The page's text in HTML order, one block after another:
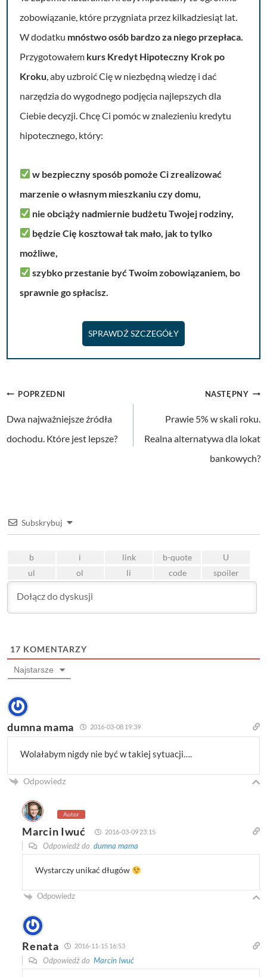
zobowiązanie, które przygniata przez kilkadziesiąt lat.
W dodatku mnóstwo osób bardzo za niego przepłaca.
Przygotowałem kurs Kredyt Hipoteczny Krok po
Kroku, aby uzbroić Cię w niezbędną wiedzę i dać
narzędzia do wygodnego podjęcia najlepszych dla
Ciebie decyzji. Chcę Ci pomóc w znalezieniu kredytu
hipotecznego, który:
w bezpieczny sposób pomoże Ci zrealizować
marzenie o własnym mieszkaniu czy domu,
nie obciąży nadmiernie budżetu Twojej rodziny,
będzie Cię kosztował tak mało, jak to tylko
możliwe,
szybko przestanie być Twoim zobowiązaniem, bo
sprawnie go spłacisz.
SPRAWDŹ SZCZEGÓŁY
Nawigacja
wpisu
POPRZEDNI
Dwa najważniejsze źródła
dochodu. Które jest lepsze?
NASTĘPNY
Prawie 5% w skali roku.
Realna alternatywa dla lokat
bankowych?
Subskrybuj
17 KOMENTARZY
Najstarsze
dumna mama 2016-03-08 19:39
Wolałabym nigdy nie być w takiej sytuacji….
Odpowiedz
Autor
Marcin Iwuć 2016-03-09 23:15
Odpowiedź dodumna mama
Wystarczy unikać długów
Odpowiedz
Renata 2016-11-15 16:53
Odpowiedź doMarcin Iwuć